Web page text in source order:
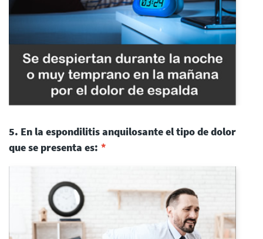
5. En la espondilitis anquilosante el tipo de dolor
que se presenta es: